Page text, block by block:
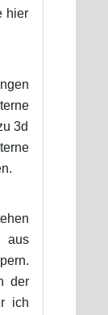
hier
3d
der
ich